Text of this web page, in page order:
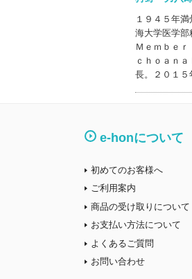
１９４５年
海大学医学部
Ｍｅｍｂｅ
ｃｈｏａｎ
長。２０１５
e-honについて
初めてのお客様へ
ご利用案内
商品の受け取りについて
お支払い方法について
よくあるご質問
お問い合わせ